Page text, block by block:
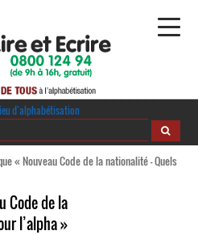
Alphabétisation
d’alphabétisation
« Nouveau Code de la nationalité – Quels
Code de la
l’alpha »